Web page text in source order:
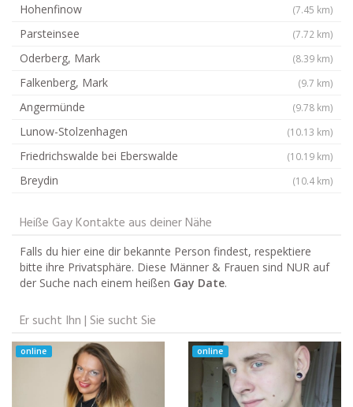
Hohenfinow (7.45 km)
Parsteinsee (7.72 km)
Oderberg, Mark (8.39 km)
Falkenberg, Mark (9.7 km)
Angermünde (9.78 km)
Lunow-Stolzenhagen (10.13 km)
Friedrichswalde bei Eberswalde (10.19 km)
Breydin (10.4 km)
Heiße Gay Kontakte aus deiner Nähe
Falls du hier eine dir bekannte Person findest, respektiere
bitte ihre Privatsphäre. Diese Männer & Frauen sind NUR auf
der Suche nach einem heißen Gay Date.
Er sucht Ihn | Sie sucht Sie
online online